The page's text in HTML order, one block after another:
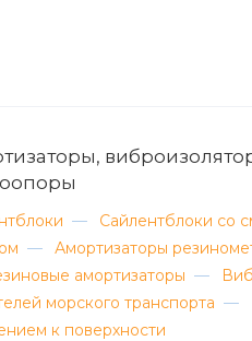
—
Сайлентблоки со
—
Амортизаторы
амортизаторы —
морского транспорта —
к поверхности